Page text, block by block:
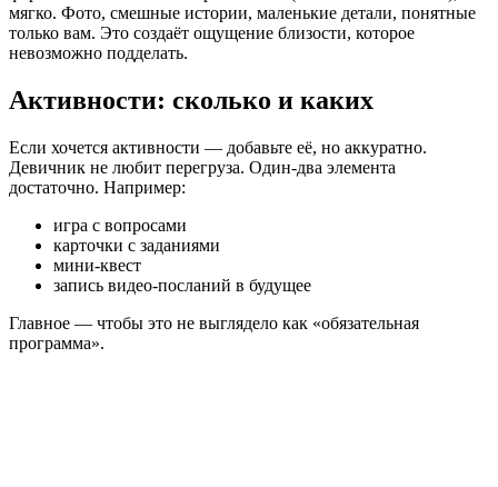
мягко. Фото, смешные истории, маленькие детали, понятные
только вам. Это создаёт ощущение близости, которое
невозможно подделать.
Активности: сколько и каких
Если хочется активности — добавьте её, но аккуратно.
Девичник не любит перегруза. Один-два элемента
достаточно. Например:
игра с вопросами
карточки с заданиями
мини-квест
запись видео-посланий в будущее
Главное — чтобы это не выглядело как «обязательная
программа».